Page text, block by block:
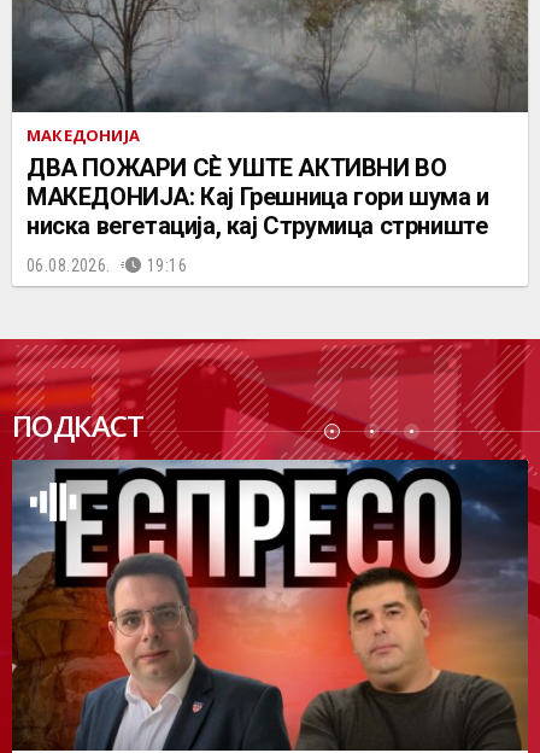
МАКЕДОНИЈА
ДВА ПОЖАРИ СÈ УШТЕ АКТИВНИ ВО
МАКЕДОНИЈА: Кај Грешница гори шума и
ниска вегетација, кај Струмица стрниште
06.08.2026. 19:16
ПОДКАСТ
ПОДК
АСТ